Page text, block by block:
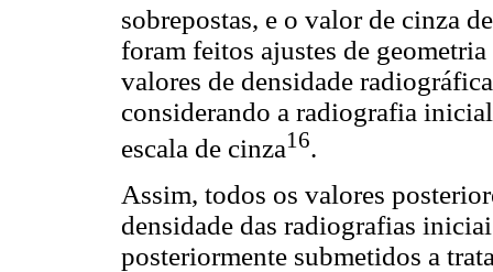
sobrepostas, e o valor de cinza
foram feitos ajustes de
valores de densidade
considerando a radiografia
escala de cinza16.
Assim, todos os valores
densidade das radiografias
posteriormente submetidos a